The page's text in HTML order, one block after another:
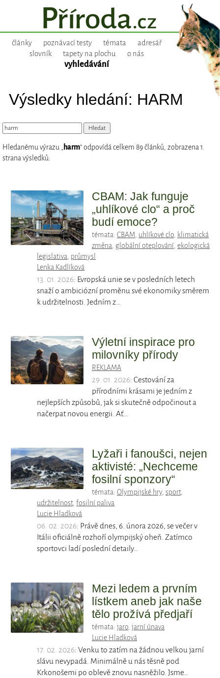
články poznávací testy témata
adresář
slovník
tapety na plochu o nás
vyhledávání
Výsledky hledání: HARM
Hledanému výrazu „harm“ odpovídá celkem 89 článků, zobrazena 1.
strana výsledků:
CBAM: Jak funguje
„uhlíkové clo“ a proč
budí emoce?
témata: CBAM, uhlíkové clo, klimatická
změna, globální oteplování, ekologická
legislativa, průmysl
Lenka Kadlíková
13. 01. 2026: Evropská unie se v posledních letech
snaží o ambiciózní proměnu své ekonomiky směrem
k udržitelnosti. Jedním z…
Výletní inspirace pro
milovníky přírody
REKLAMA
29. 01. 2026: Cestování za
přírodními krásami je jedním z
nejlepších způsobů, jak si skutečně odpočinout a
načerpat novou energii. Ať…
Lyžaři i fanoušci, nejen
aktivisté: „Nechceme
fosilní sponzory“
témata: Olympijské hry, sport,
udržitelnost,fosilní paliva
Lucie Hladková
06. 02. 2026: Právě dnes, 6. února 2026, se večer v
Itálii oficiálně rozhoří olympijský oheň. Zatímco
sportovci ladí poslední detaily…
Mezi ledem a prvním
lístkem aneb jak naše
tělo prožívá předjaří
témata: jaro, jarní únava
Lucie Hladková
17. 02. 2026: Venku to zatím na žádnou velkou jarní
slávu nevypadá. Minimálně u nás těsně pod
Krkonošemi po oblevě znovu nasněžilo. Jsme…